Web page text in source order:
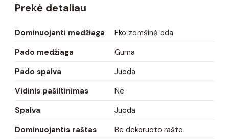
Prekė detaliau
Dominuojanti medžiaga
Eko zomšinė oda
Pado medžiaga
Guma
Pado spalva
Juoda
Vidinis pašiltinimas
Ne
Spalva
Juoda
Dominuojantis raštas
Be dekoruoto rašto